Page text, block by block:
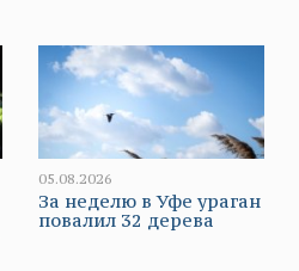
05.08.2026
За неделю в Уфе ураган
повалил 32 дерева